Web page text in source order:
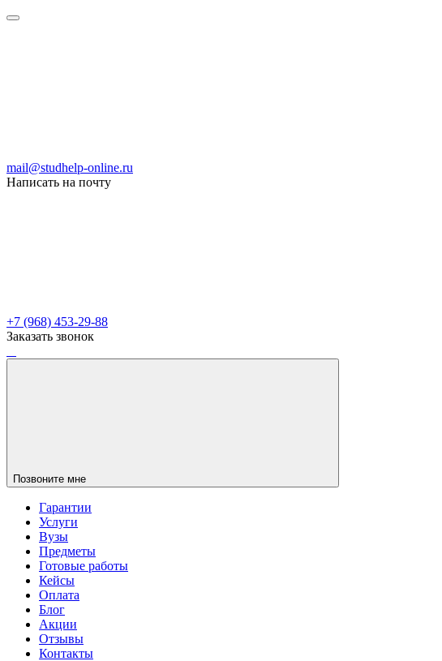
mail@studhelp-online.ru
Написать на почту
+7 (968) 453-29-88
Заказать звонок
Позвоните мне
Гарантии
Услуги
Вузы
Предметы
Готовые работы
Кейсы
Оплата
Блог
Акции
Отзывы
Контакты